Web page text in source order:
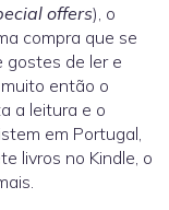
offers), o
compra que se
gostes de ler e
então o
a leitura e o
em Portugal,
livros no Kindle, o